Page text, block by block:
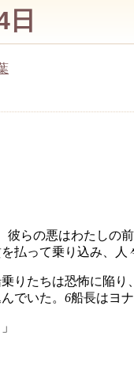
日
らの悪はわたしの
って乗り込み、
りたちは恐怖に陥り
でいた。 6船長はヨ